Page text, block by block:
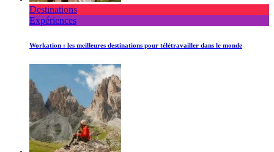
Destinations
Expériences
Workation : les meilleures destinations pour télétravailler dans le monde